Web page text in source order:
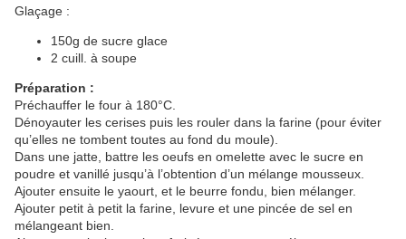
Glaçage :
150g de sucre glace
2 cuill. à soupe
Préparation :
Préchauffer le four à 180°C.
Dénoyauter les cerises puis les rouler dans la farine (pour éviter
qu’elles ne tombent toutes au fond du moule).
Dans une jatte, battre les oeufs en omelette avec le sucre en
poudre et vanillé jusqu’à l’obtention d’un mélange mousseux.
Ajouter ensuite le yaourt, et le beurre fondu, bien mélanger.
Ajouter petit à petit la farine, levure et une pincée de sel en
mélangeant bien.